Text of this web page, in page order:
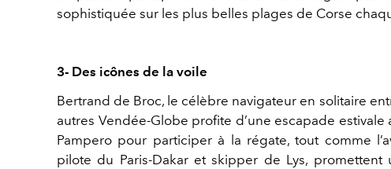
sophistiquée sur les plus belles plages de Corse
3- Des icônes de la voile
Bertrand de Broc, le célèbre navigateur en solitaire
autres Vendée-Globe profite d’une escapade estivale
Pampero pour participer à la régate, tout comme
pilote du Paris-Dakar et skipper de Lys, promettent